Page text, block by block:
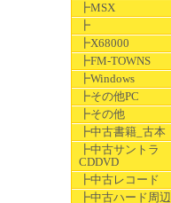
┣MSX
┣
┣X68000
┣FM-TOWNS
┣Windows
┣その他PC
┣その他
┣中古書籍_古本
┣中古サントラ
CDDVD
┣中古レコード
┣中古ハード周辺